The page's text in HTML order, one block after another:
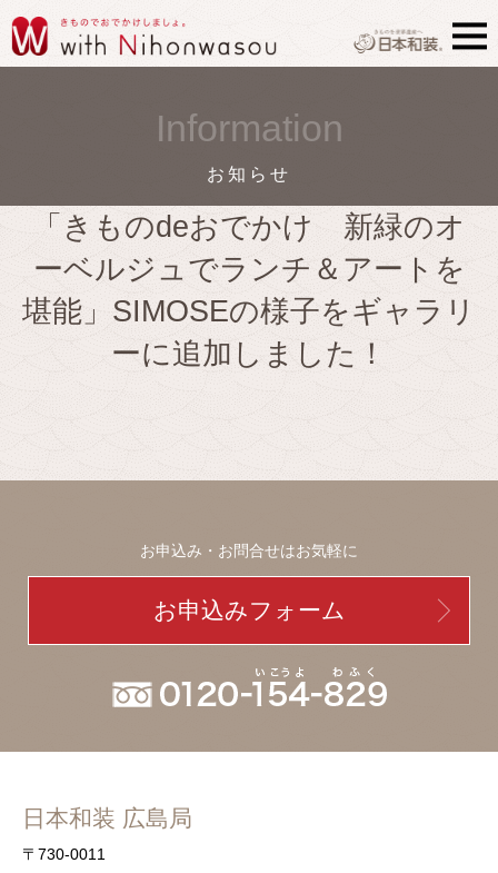
Information
お知らせ
「きものdeおでかけ 新緑のオ
ーベルジュでランチ＆アートを
堪能」SIMOSEの様子をギャラリ
ーに追加しました！
お申込み・お問合せはお気軽に
お申込みフォーム
日本和装 広島局
〒730-0011